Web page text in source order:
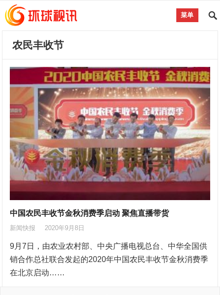
菜单
农民丰收节
中国农民丰收节金秋消费季启动 聚焦直播带货
新闻快报 2020年9月8日
9月7日，由农业农村部、中央广播电视总台、中华全国供
销合作总社联合发起的2020年中国农民丰收节金秋消费季
在北京启动……